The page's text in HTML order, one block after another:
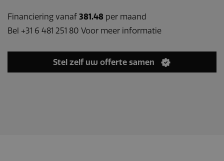
Financiering vanaf 381.48 per maand
Bel +31 6 481 251 80 Voor meer informatie
Stel zelf uw offerte samen